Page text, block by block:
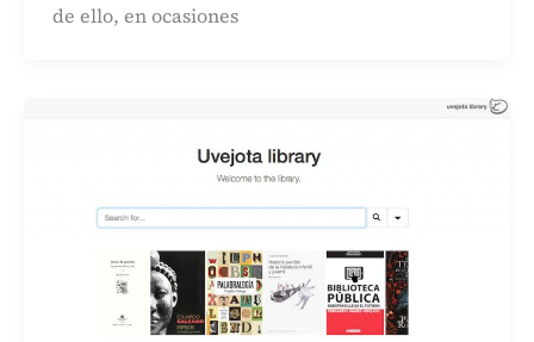
de ello, en ocasiones